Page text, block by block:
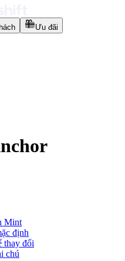
Ưu đãi
Mint
định
thay đổi
chú